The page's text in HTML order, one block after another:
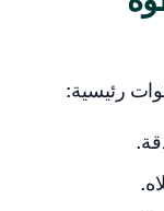
رئيسية: